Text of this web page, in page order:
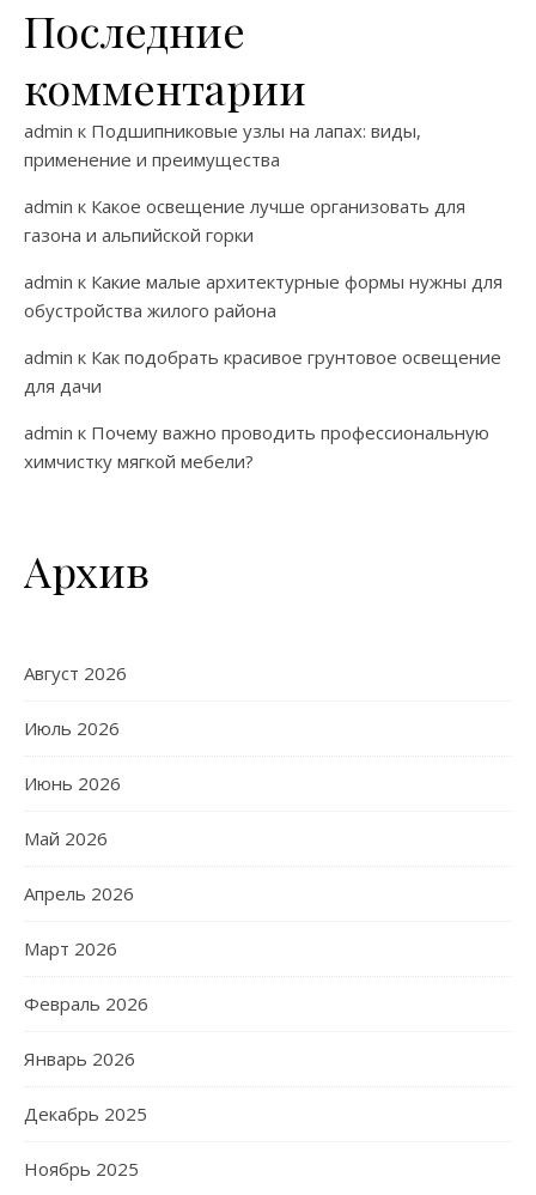
Последние
комментарии
admin к Подшипниковые узлы на лапах: виды,
применение и преимущества
admin к Какое освещение лучше организовать для
газона и альпийской горки
admin к Какие малые архитектурные формы нужны для
обустройства жилого района
admin к Как подобрать красивое грунтовое освещение
для дачи
admin к Почему важно проводить профессиональную
химчистку мягкой мебели?
Архив
Август 2026
Июль 2026
Июнь 2026
Май 2026
Апрель 2026
Март 2026
Февраль 2026
Январь 2026
Декабрь 2025
Ноябрь 2025